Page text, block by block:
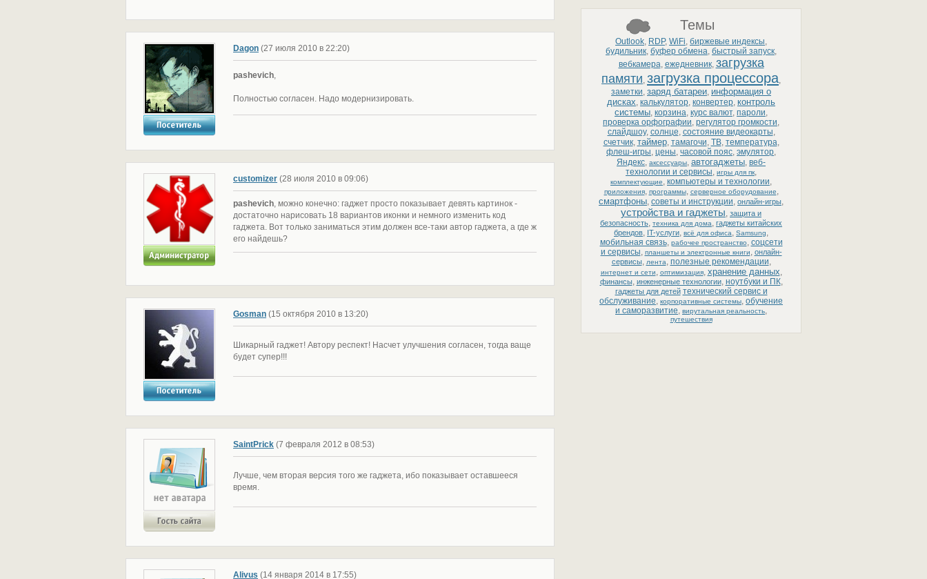
Dagon (27 июля 2010 в 22:20)
pashevich,
Полностью согласен. Надо модернизировать.
customizer (28 июля 2010 в 09:06)
pashevich, можно конечно: гаджет просто показывает девять картинок -
достаточно нарисовать 18 вариантов иконки и немного изменить код
гаджета. Вот только заниматься этим должен все-таки автор гаджета, а где ж
его найдешь?
Gosman (15 октября 2010 в 13:20)
Шикарный гаджет! Автору респект! Насчет улучшения согласен, тогда ваще
будет супер!!!
SaintPrick (7 февраля 2012 в 08:53)
Лучше, чем вторая версия того же гаджета, ибо показывает оставшееся
время.
Alivus (14 января 2014 в 17:55)
Темы
Outlook, RDP, WiFi, биржевые индексы,
будильник, буфер обмена, быстрый запуск,
вебкамера, ежедневник, загрузка
памяти, загрузка процессора,
заметки, заряд батареи, информация о
дисках, калькулятор, конвертер, контроль
системы, корзина, курс валют, пароли,
проверка орфографии, регулятор громкости,
слайдшоу, солнце, состояние видеокарты,
счетчик, таймер, тамагочи, ТВ, температура,
флеш-игры, цены, часовой пояс, эмулятор,
Яндекс, аксессуары, автогаджеты, веб-
технологии и сервисы, игры для пк,
комплектующие, компьютеры и технологии,
приложения, программы, серверное оборудование,
смартфоны, советы и инструкции, онлайн-игры,
устройства и гаджеты, защита и
безопасность, техника для дома, гаджеты китайских
брендов, IT-услуги, всё для офиса, Samsung,
мобильная связь, рабочее пространство, соцсети
и сервисы, планшеты и электронные книги, онлайн-
сервисы, лента, полезные рекомендации,
интернет и сети, оптимизация, хранение данных,
финансы, инженерные технологии, ноутбуки и ПК,
гаджеты для детей технический сервис и
обслуживание, корпоративные системы, обучение
и саморазвитие, вирутальная реальность,
путешествия